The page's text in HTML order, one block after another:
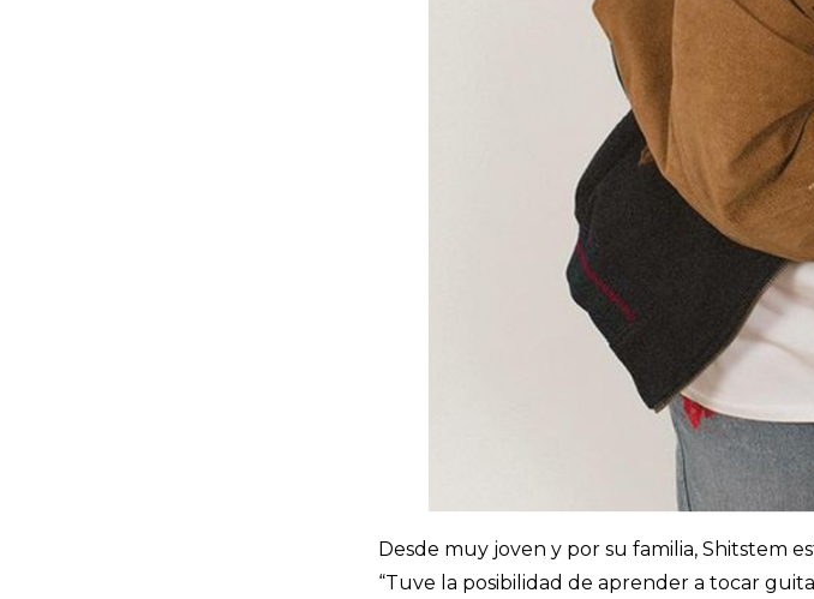
Desde muy joven y por su familia, Shitstem
“Tuve la posibilidad de aprender a tocar